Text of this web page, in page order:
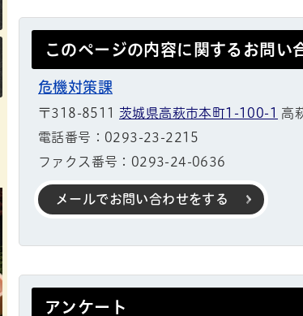
このページの内容に関するお問い
危機対策課
〒318-8511 茨城県高萩市本町1-100-1
高
電話番号：0293-23-2215
ファクス番号：0293-24-0636
メールでお問い合わせをする
アンケート